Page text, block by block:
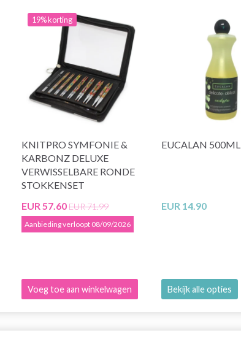
19% korting
KNITPRO SYMFONIE &
KARBONZ DELUXE
VERWISSELBARE RONDE
STOKKENSET
EUR 57.60EUR 71.99
Aanbieding verloopt 08/09/2026
Voeg toe aan winkelwagen
EUCALAN 500ML
EUR 14.90
Bekijk alle opties